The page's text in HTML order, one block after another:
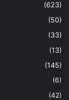
(623)
(50)
(33)
(13)
(145)
(6)
(42)